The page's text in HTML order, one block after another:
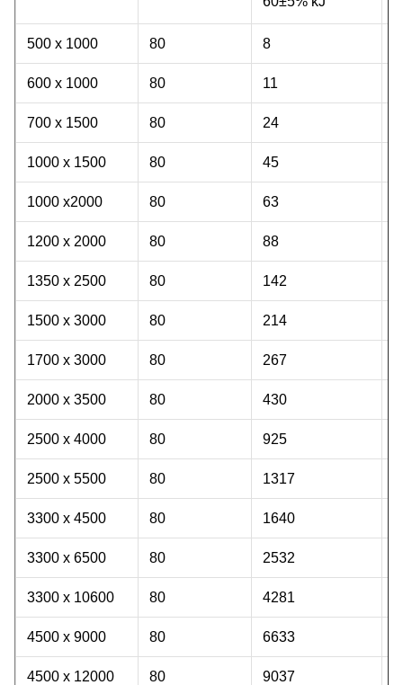
500 x 1000 80 8
600 x 1000 80 11
700 x 1500 80 24
1000 x 1500 80 45
1000 x2000 80 63
1200 x 2000 80 88
1350 x 2500 80 142
1500 x 3000 80 214
1700 x 3000 80 267
2000 x 3500 80 430
2500 x 4000 80 925
2500 x 5500 80 1317
3300 x 4500 80 1640
3300 x 6500 80 2532
3300 x 10600 80 4281
4500 x 9000 80 6633
4500 x 12000 80 9037